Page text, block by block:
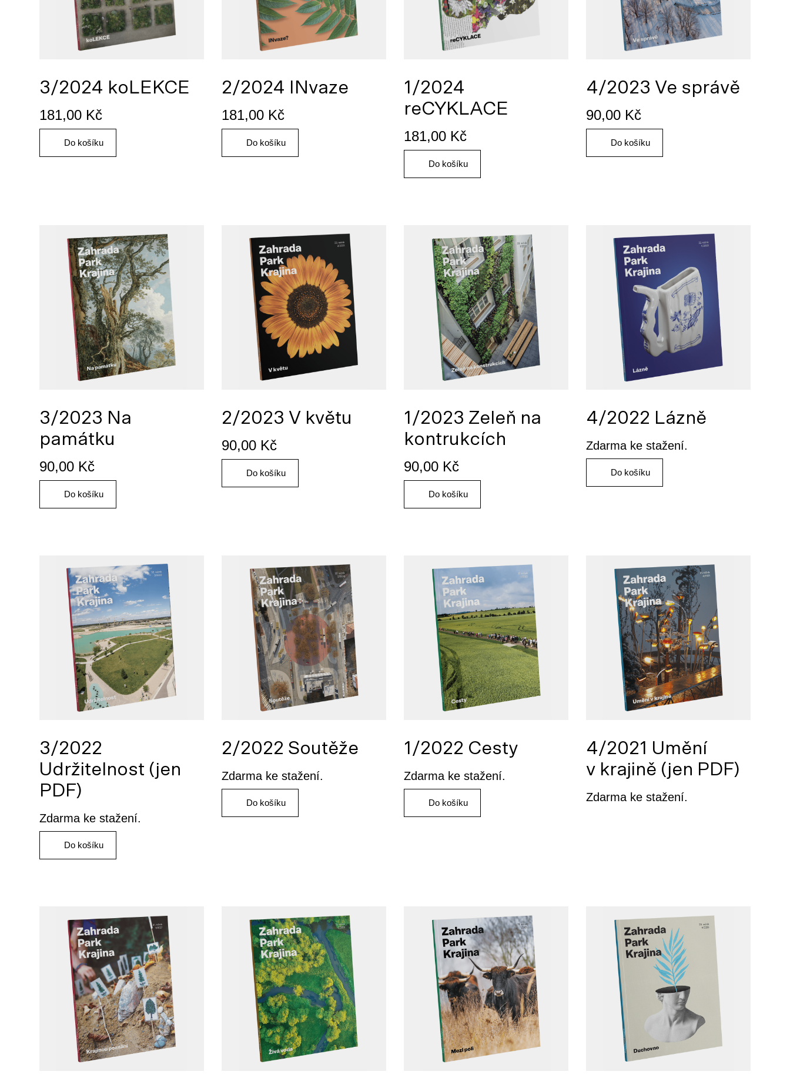
3/2024 koLEKCE
181,00 Kč
Do košíku
2/2024 INvaze
181,00 Kč
Do košíku
1/2024
reCYKLACE
181,00 Kč
Do košíku
4/2023 Ve správě
90,00 Kč
Do košíku
3/2023 Na
památku
90,00 Kč
Do košíku
2/2023 V květu
90,00 Kč
Do košíku
1/2023 Zeleň na
kontrukcích
90,00 Kč
Do košíku
4/2022 Lázně
Zdarma ke stažení.
Do košíku
3/2022
Udržitelnost (jen
PDF)
Zdarma ke stažení.
Do košíku
2/2022 Soutěže
Zdarma ke stažení.
Do košíku
1/2022 Cesty
Zdarma ke stažení.
Do košíku
4/2021 Umění
v krajině (jen PDF)
Zdarma ke stažení.